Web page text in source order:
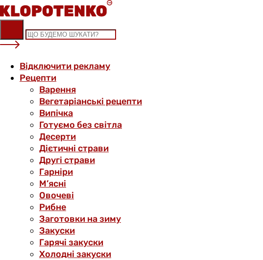
Skip
to
content
Відключити рекламу
Рецепти
Варення
Вегетаріанські рецепти
Випічка
Готуємо без світла
Десерти
Дієтичні страви
Другі страви
Гарніри
М’ясні
Овочеві
Рибне
Заготовки на зиму
Закуски
Гарячі закуски
Холодні закуски